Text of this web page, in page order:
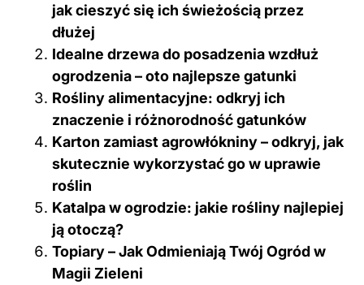
jak cieszyć się ich świeżością przez
dłużej
Idealne drzewa do posadzenia wzdłuż
ogrodzenia – oto najlepsze gatunki
Rośliny alimentacyjne: odkryj ich
znaczenie i różnorodność gatunków
Karton zamiast agrowłókniny – odkryj, jak
skutecznie wykorzystać go w uprawie
roślin
Katalpa w ogrodzie: jakie rośliny najlepiej
ją otoczą?
Topiary – Jak Odmieniają Twój Ogród w
Magii Zieleni